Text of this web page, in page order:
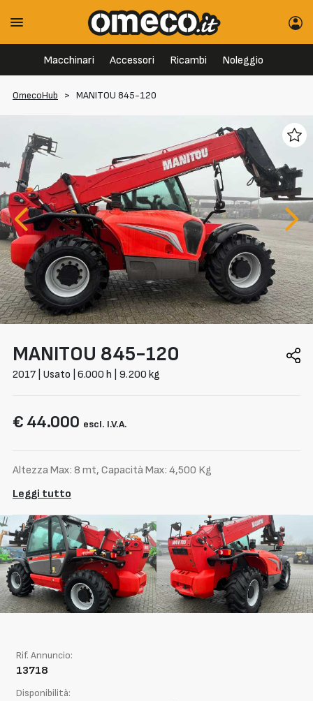
Macchinari Accessori Ricambi Noleggio
OmecoHub > MANITOU 845-120
MANITOU 845-120
2017 | Usato | 6.000 h | 9.200 kg
€ 44.000 escl. I.V.A.
Altezza Max: 8 mt, Capacità Max: 4,500 Kg
Leggi tutto
Rif. Annuncio:
13718
Disponibilità: